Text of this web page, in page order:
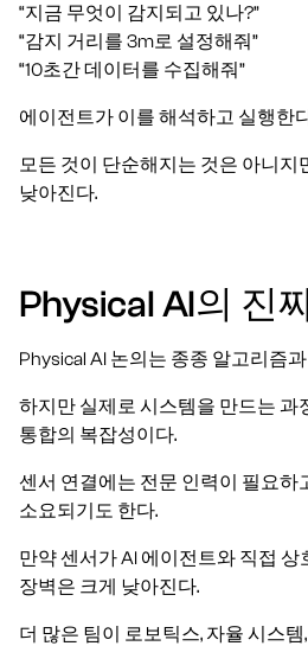
“지금 무엇이 감지되고 있나?”
“감지 거리를 3m로 설정해줘”
“10초간 데이터를 수집해줘”
에이전트가 이를 해석하고 실행한
모든 것이 단순해지는 것은 아니지
낮아진다.
Physical AI의 진
Physical AI 논의는 종종 알고리즘
하지만 실제로 시스템을 만드는 과
통합의 복잡성이다.
센서 연결에는 전문 인력이 필요하
소요되기도 한다.
만약 센서가 AI 에이전트와 직접 상
장벽은 크게 낮아진다.
더 많은 팀이 로보틱스, 자율 시스